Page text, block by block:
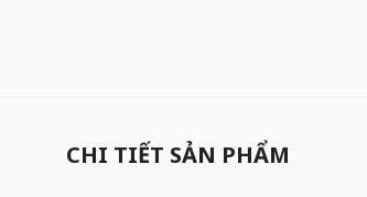
CHI TIẾT SẢN PHẨM